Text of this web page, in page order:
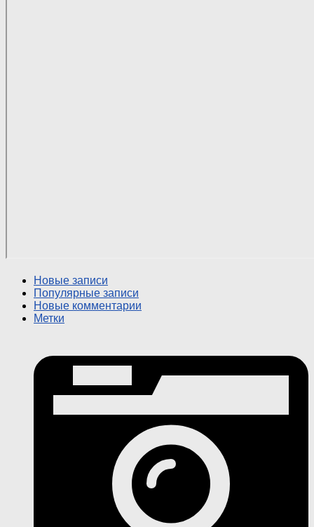
Новые записи
Популярные записи
Новые комментарии
Метки